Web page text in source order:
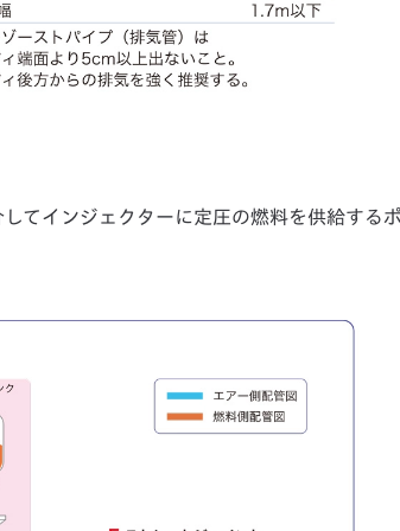
てインジェクターに定圧の燃料を供給する